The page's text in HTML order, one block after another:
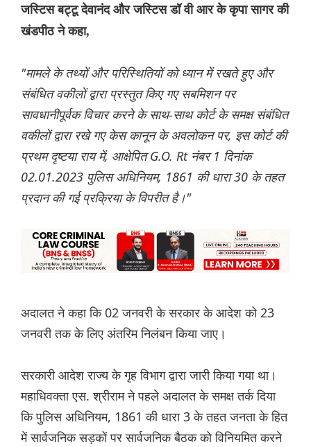
जस्टिस बट्टू देवानंद और जस्टिस डॉ वी आर के कृपा सागर की
खंडपीठ ने कहा,
"मामले के तथ्यों और परिस्थितियों को ध्यान में रखते हुए और
संबंधित वकीलों द्वारा प्रस्तुत किए गए सबमिशन पर
सावधानीपूर्वक विचार करने के साथ-साथ कोर्ट के समक्ष संबंधित
वकीलों द्वारा रखे गए केस कानून के अवलोकन पर, इस कोर्ट की
प्रथम दृष्टया राय में, आक्षेपित G.O. Rt नंबर 1 दिनांक
02.01.2023 पुलिस अधिनियम, 1861 की धारा 30 के तहत
प्रदान की गई प्रक्रिया के विपरीत है।"
अदालत ने कहा कि 02 जनवरी के सरकार के आदेश को 23
जनवरी तक के लिए अंतरिम निलंबन किया जाए।
सरकारी आदेश राज्य के गृह विभाग द्वारा जारी किया गया था।
महाधिवक्ता एस. श्रीराम ने पहले अदालत के समक्ष तर्क दिया
कि पुलिस अधिनियम, 1861 की धारा 3 के तहत जनता के हित
में सार्वजनिक सड़कों पर सार्वजनिक बैठक को विनियमित करने